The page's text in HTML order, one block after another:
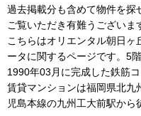
過去掲載分も含めて物件を探
ご覧いただき有難うございま
こちらはオリエンタル朝日
ータに関するページです。5
1990年03月に完成した鉄筋
賃貸マンションは福岡県北九
児島本線の九州工大前駅から